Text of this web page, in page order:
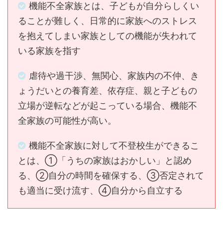
機能不全家族とは、子どもが自分らしくい
ることが難しく、日常的に家族へのストレス
を抱えてしまい家族としての機能が失われて
いる家族を指す
虐待や過干渉、無関心、家族内の不仲、き
ょうだいとの養育差、依存症、親と子どもの
立場が逆転などが起こっている場合、機能不
全家族の可能性が高い。
機能不全家族に対して不登校生ができるこ
とは、 ①「うちの家族はおかしい」と認め
る、②自分の時間を確保する、③否定されて
も適当に受け流す、④自分から自立する